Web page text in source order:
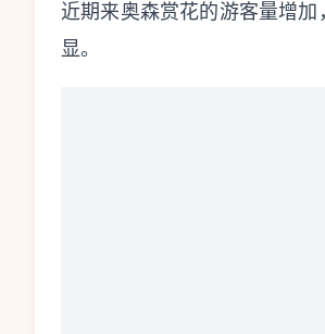
近期来奥森赏花的游客量增
显。